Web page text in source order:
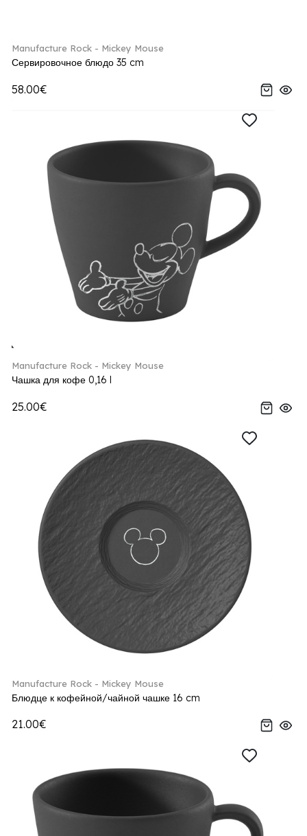
Manufacture Rock - Mickey Mouse
Сервировочное блюдо 35 cm
58.00€
Manufacture Rock - Mickey Mouse
Чашка для кофе 0,16 l
25.00€
Manufacture Rock - Mickey Mouse
Блюдце к кофейной/чайной чашке 16 cm
21.00€